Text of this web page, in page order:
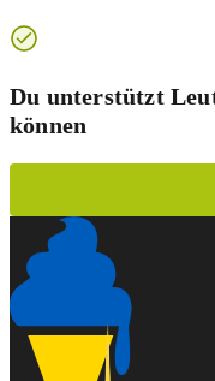
Du unterstützt
können